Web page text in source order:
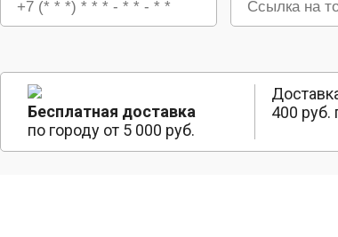
Бесплатная доставка
по городу от 5 000 руб.
400 руб.